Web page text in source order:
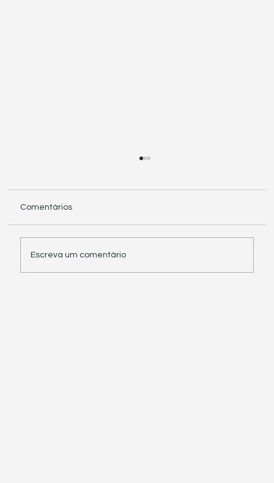
Comentários
Escreva um comentário